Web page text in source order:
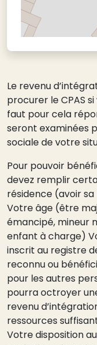
Le revenu
procurer le CPAS
faut pour cela
seront examinées
sociale de votre
Pour pouvoir
devez remplir
résidence (avoir
Votre âge (être
émancipé, mineur
enfant à charge)
inscrit au registre
reconnu ou
pour les autres
pourra octroyer
revenu
ressources
Votre disposition